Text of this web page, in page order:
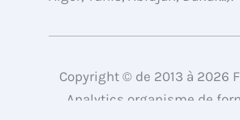
Copyright © de 2013 à 2026
Analytics organisme de